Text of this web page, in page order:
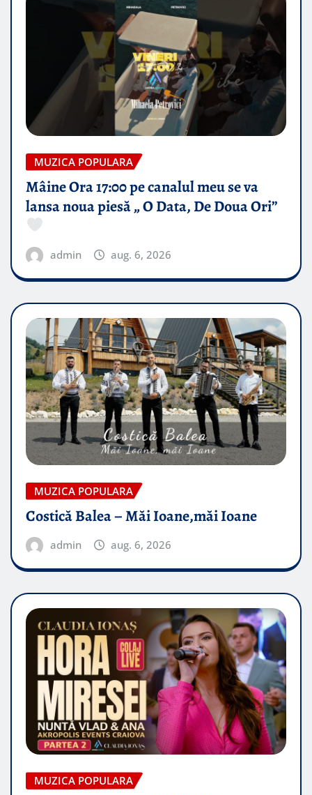
MUZICA POPULARA
Mâine Ora 17:00 pe canalul meu se va
lansa noua piesă „ O Data, De Doua Ori”
admin aug. 6, 2026
MUZICA POPULARA
Costică Balea – Măi Ioane,măi Ioane
admin aug. 6, 2026
MUZICA POPULARA